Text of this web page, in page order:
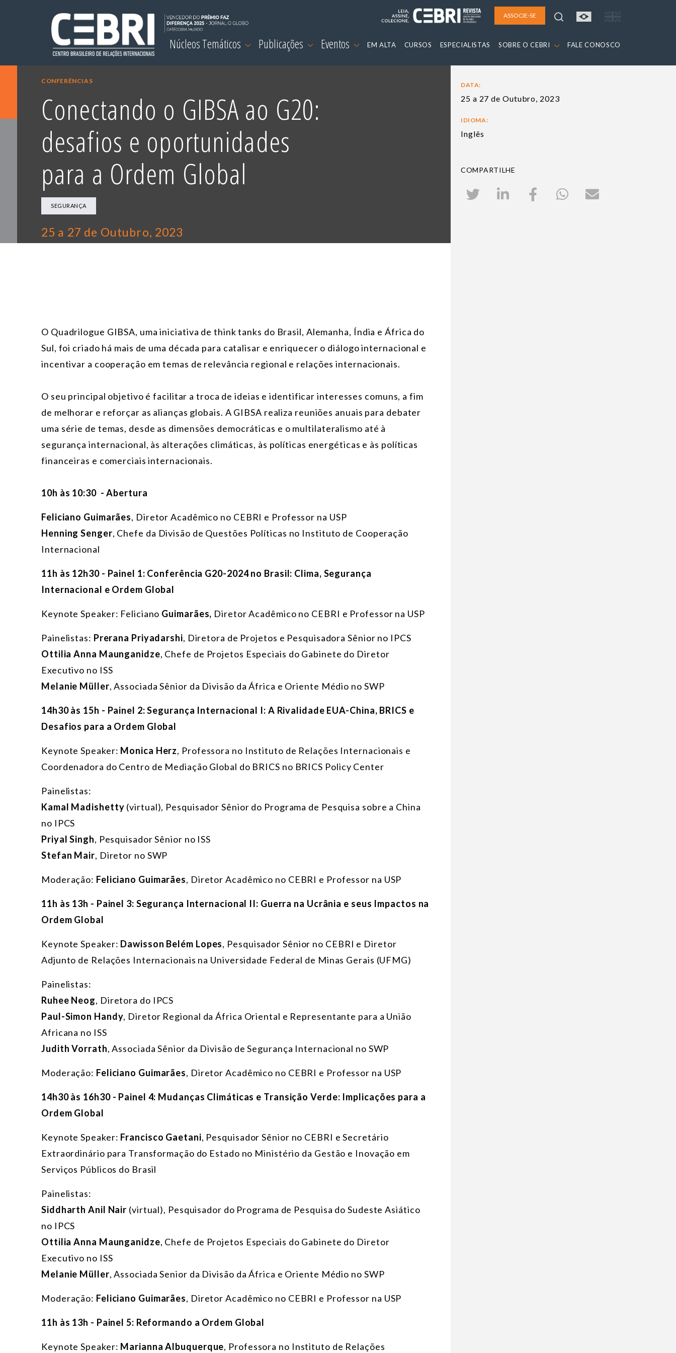
ASSOCIE-SE
Núcleos Temáticos Publicações Eventos EM ALTA CURSOS ESPECIALISTAS SOBRE O CEBRI FALE CONOSCO
CONFERÊNCIAS
Conectando o GIBSA ao G20:
desafios e oportunidades
para a Ordem Global
SEGURANÇA
25 a 27 de Outubro, 2023
O Quadrilogue GIBSA, uma iniciativa de think tanks do Brasil, Alemanha, Índia e África do
Sul, foi criado há mais de uma década para catalisar e enriquecer o diálogo internacional e
incentivar a cooperação em temas de relevância regional e relações internacionais.
O seu principal objetivo é facilitar a troca de ideias e identificar interesses comuns, a fim
de melhorar e reforçar as alianças globais. A GIBSA realiza reuniões anuais para debater
uma série de temas, desde as dimensões democráticas e o multilateralismo até à
segurança internacional, às alterações climáticas, às políticas energéticas e às políticas
financeiras e comerciais internacionais.
10h às 10:30 - Abertura
Feliciano Guimarães, Diretor Acadêmico no CEBRI e Professor na USP
Henning Senger, Chefe da Divisão de Questões Políticas no Instituto de Cooperação
Internacional
11h às 12h30 - Painel 1: Conferência G20-2024 no Brasil: Clima, Segurança
Internacional e Ordem Global
Keynote Speaker: Feliciano Guimarães, Diretor Acadêmico no CEBRI e Professor na USP
Painelistas: Prerana Priyadarshi, Diretora de Projetos e Pesquisadora Sênior no IPCS
Ottilia Anna Maunganidze, Chefe de Projetos Especiais do Gabinete do Diretor
Executivo no ISS
Melanie Müller, Associada Sênior da Divisão da África e Oriente Médio no SWP
14h30 às 15h - Painel 2: Segurança Internacional I: A Rivalidade EUA-China, BRICS e
Desafios para a Ordem Global
Keynote Speaker: Monica Herz, Professora no Instituto de Relações Internacionais e
Coordenadora do Centro de Mediação Global do BRICS no BRICS Policy Center
Painelistas:
Kamal Madishetty (virtual), Pesquisador Sênior do Programa de Pesquisa sobre a China
no IPCS
Priyal Singh, Pesquisador Sênior no ISS
Stefan Mair, Diretor no SWP
Moderação: Feliciano Guimarães, Diretor Acadêmico no CEBRI e Professor na USP
11h às 13h - Painel 3: Segurança Internacional II: Guerra na Ucrânia e seus Impactos na
Ordem Global
Keynote Speaker: Dawisson Belém Lopes, Pesquisador Sênior no CEBRI e Diretor
Adjunto de Relações Internacionais na Universidade Federal de Minas Gerais (UFMG)
Painelistas:
Ruhee Neog, Diretora do IPCS
Paul-Simon Handy, Diretor Regional da África Oriental e Representante para a União
Africana no ISS
Judith Vorrath, Associada Sênior da Divisão de Segurança Internacional no SWP
Moderação: Feliciano Guimarães, Diretor Acadêmico no CEBRI e Professor na USP
14h30 às 16h30 - Painel 4: Mudanças Climáticas e Transição Verde: Implicações para a
Ordem Global
Keynote Speaker: Francisco Gaetani, Pesquisador Sênior no CEBRI e Secretário
Extraordinário para Transformação do Estado no Ministério da Gestão e Inovação em
Serviços Públicos do Brasil
Painelistas:
Siddharth Anil Nair (virtual), Pesquisador do Programa de Pesquisa do Sudeste Asiático
no IPCS
Ottilia Anna Maunganidze, Chefe de Projetos Especiais do Gabinete do Diretor
Executivo no ISS
Melanie Müller, Associada Senior da Divisão da África e Oriente Médio no SWP
Moderação: Feliciano Guimarães, Diretor Acadêmico no CEBRI e Professor na USP
11h às 13h - Painel 5: Reformando a Ordem Global
Keynote Speaker: Marianna Albuquerque, Professora no Instituto de Relações
DATA:
25 a 27 de Outubro, 2023
IDIOMA:
Inglês
COMPARTILHE